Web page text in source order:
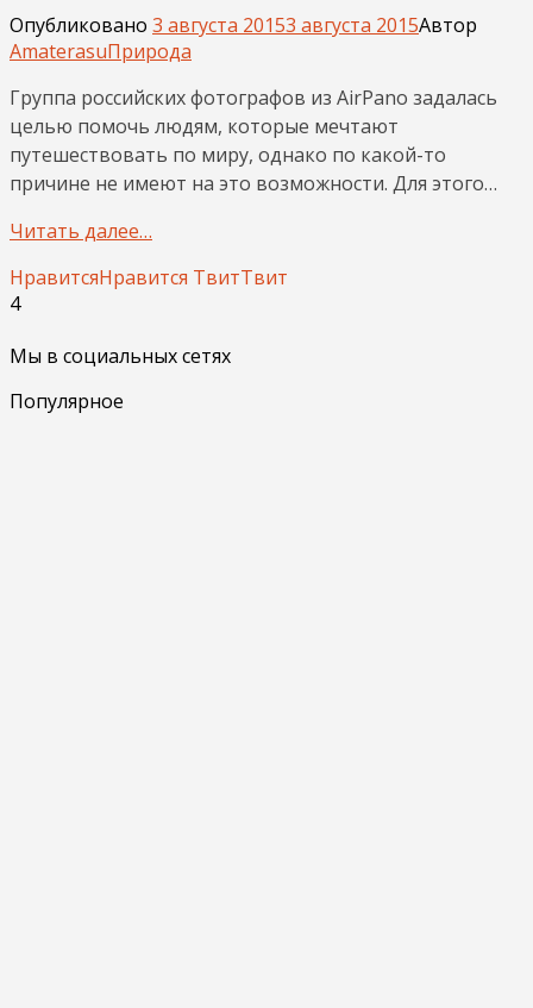
Опубликовано 3 августа 20153 августа 2015Автор
AmaterasuПрирода
Группа российских фотографов из AirPano задалась
целью помочь людям, которые мечтают
путешествовать по миру, однако по какой-то
причине не имеют на это возможности. Для этого…
Читать далее…
НравитсяНравится ТвитТвит
4
Мы в социальных сетях
Популярное